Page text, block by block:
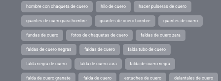
hombre con chaqueta de cuero hilo de cuero hacer pulseras de cuero
guantes de cuero para hombre guantes de cuero hombre guantes de cuero
fundas de cuero fotos de chaquetas de cuero faldas de cuero zara
faldas de cuero negras faldas de cuero falda tubo de cuero
falda negra de cuero falda de cuero zara falda de cuero negra
falda de cuero granate falda de cuero estuches de cuero delantales de cuero